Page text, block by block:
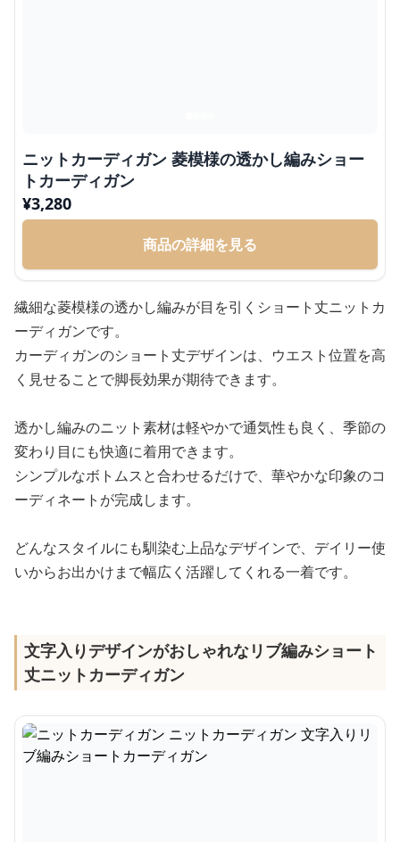
ニットカーディガン 菱模様の透かし編みショー
トカーディガン
¥3,280
商品の詳細を見る
繊細な菱模様の透かし編みが目を引くショート丈ニットカ
ーディガンです。
カーディガンのショート丈デザインは、ウエスト位置を高
く見せることで脚長効果が期待できます。
透かし編みのニット素材は軽やかで通気性も良く、季節の
変わり目にも快適に着用できます。
シンプルなボトムスと合わせるだけで、華やかな印象のコ
ーディネートが完成します。
どんなスタイルにも馴染む上品なデザインで、デイリー使
いからお出かけまで幅広く活躍してくれる一着です。
文字入りデザインがおしゃれなリブ編みショート
丈ニットカーディガン